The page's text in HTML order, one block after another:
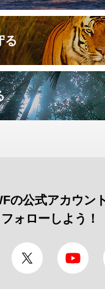
る
©
の公式アカウン
フォローしよう！
facebook Twitter